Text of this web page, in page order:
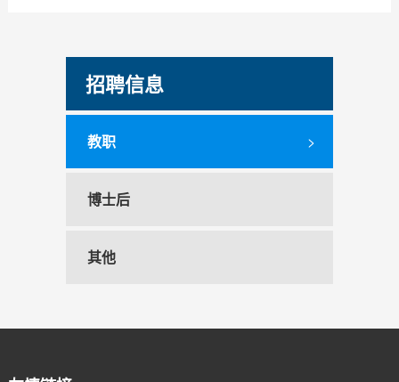
招聘信息
教职 >
博士后
其他